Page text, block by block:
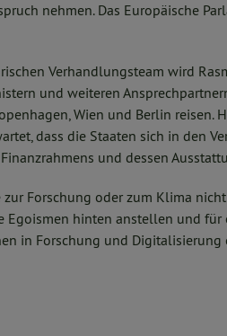
nehmen. Das Europäische
Verhandlungsteam wird
und weiteren
Wien und Berlin reisen.
dass die Staaten sich in den
und dessen
zur Forschung oder zum Klima
hinten anstellen und für
in Forschung und Digitalisierung